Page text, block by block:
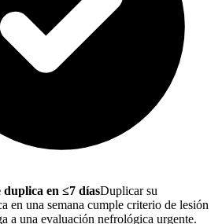
en ≤7 díasDuplicar su
en una semana cumple criterio de lesión
a una evaluación nefrológica urgente.